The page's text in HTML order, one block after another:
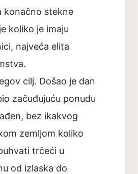
konačno stekne
koliko je imaju
najveća elita
cilj. Došao je dan
začuđujuću ponudu
bez ikakvog
zemljom koliko
trčeći u
od izlaska do